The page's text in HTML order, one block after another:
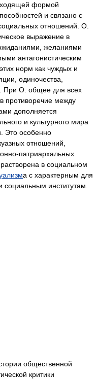
формой
и связано с
отношений. О.
выражение в
желаниями
антагонистическим
норм как чуждых и
одиночества,
При О. общее для всех
противоречие между
дополняется
и культурного мира
Это особенно
отношений,
патриархальных
в социальном
а с характерным для
социальным институтам.
общественной
критики